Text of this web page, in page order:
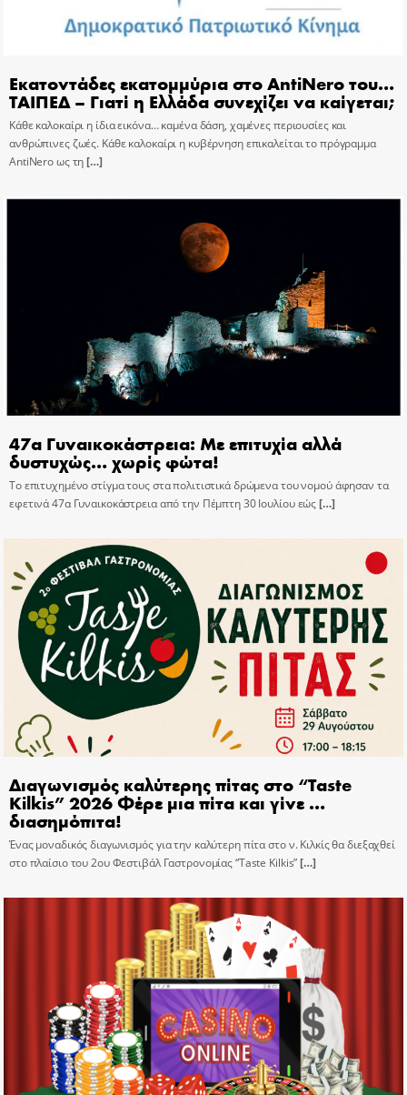
Εκατοντάδες εκατομμύρια στο AntiNero του…
ΤΑΙΠΕΔ – Γιατί η Ελλάδα συνεχίζει να καίγεται;
Κάθε καλοκαίρι η ίδια εικόνα… καμένα δάση, χαμένες περιουσίες και
ανθρώπινες ζωές. Κάθε καλοκαίρι η κυβέρνηση επικαλείται το πρόγραμμα
AntiNero ως τη[…]
47α Γυναικοκάστρεια: Με επιτυχία αλλά
δυστυχώς… χωρίς φώτα!
Το επιτυχημένο στίγμα τους στα πολιτιστικά δρώμενα του νομού άφησαν τα
εφετινά 47α Γυναικοκάστρεια από την Πέμπτη 30 Ιουλίου εώς[…]
Διαγωνισμός καλύτερης πίτας στο “Taste
Kilkis” 2026 Φέρε μια πίτα και γίνε …
διασημόπιτα!
Ένας μοναδικός διαγωνισμός για την καλύτερη πίτα στο ν. Κιλκίς θα διεξαχθεί
στο πλαίσιο του 2ου Φεστιβάλ Γαστρονομίας “Taste Kilkis”[…]